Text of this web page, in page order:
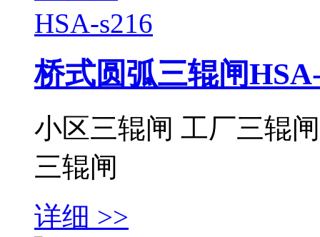
桥式圆弧三辊闸
小区三辊闸 工厂三辊
三辊闸
详细 >>